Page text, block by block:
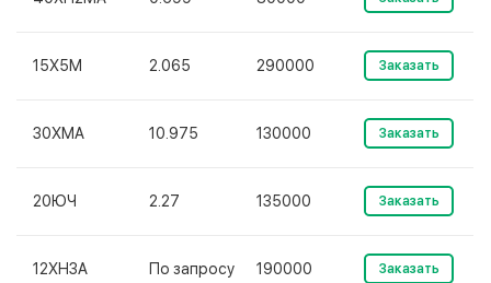
15Х5М 2.065 290000 Заказать
30ХМА 10.975 130000 Заказать
20ЮЧ 2.27 135000 Заказать
12ХН3А По запросу 190000 Заказать